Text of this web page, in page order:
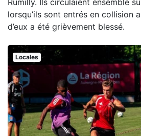
lorsqu’ils sont entrés en collision
d’eux a été grièvement blessé.
Locales